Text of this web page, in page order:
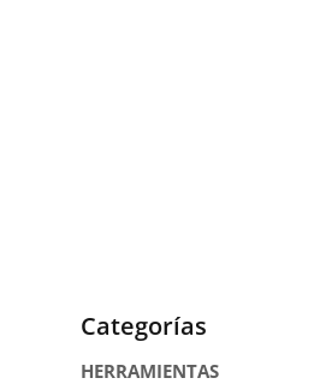
Categorías
HERRAMIENTAS